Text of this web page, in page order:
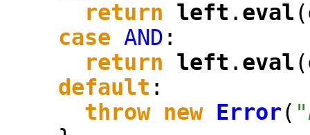
return
left . eval(
case AND :
return
left . eval(
default :
throw new Error(